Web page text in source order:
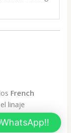
French
linaje
mejoradas.
WhatsApp!!